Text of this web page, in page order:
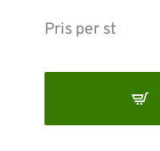
Pris per st